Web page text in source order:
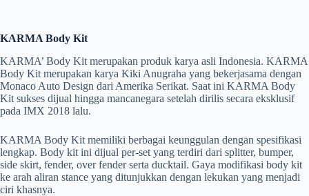
KARMA Body Kit
KARMA’ Body Kit merupakan produk karya asli Indonesia. KARMA
Body Kit merupakan karya Kiki Anugraha yang bekerjasama dengan
Monaco Auto Design dari Amerika Serikat. Saat ini KARMA Body
Kit sukses dijual hingga mancanegara setelah dirilis secara eksklusif
pada IMX 2018 lalu.
KARMA Body Kit memiliki berbagai keunggulan dengan spesifikasi
lengkap. Body kit ini dijual per-set yang terdiri dari splitter, bumper,
side skirt, fender, over fender serta ducktail. Gaya modifikasi body kit
ke arah aliran stance yang ditunjukkan dengan lekukan yang menjadi
ciri khasnya.